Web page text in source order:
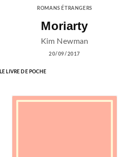
ROMANS ÉTRANGERS
Moriarty
Kim Newman
20/09/2017
LE LIVRE DE POCHE